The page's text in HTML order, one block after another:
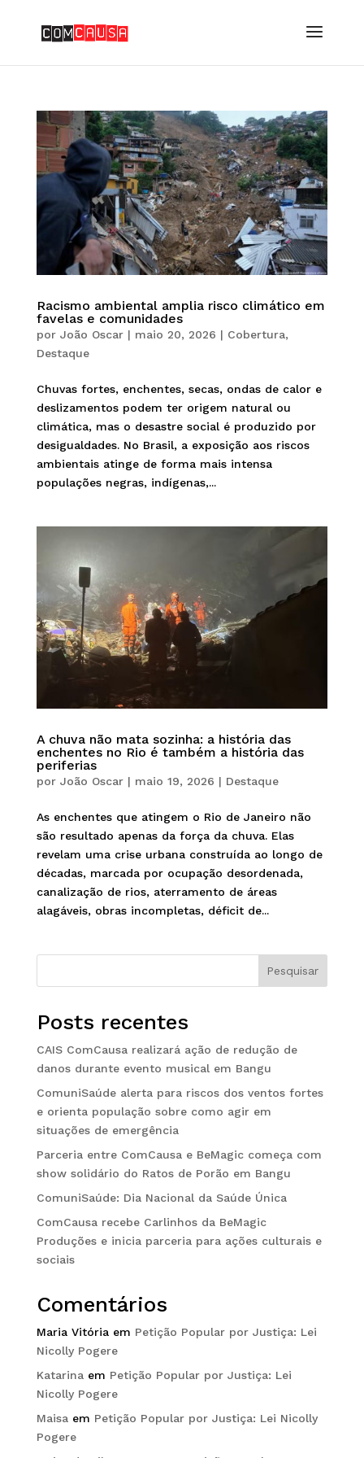
Racismo ambiental amplia risco climático em
favelas e comunidades
por João Oscar| maio 20, 2026 | Cobertura,
Destaque
Chuvas fortes, enchentes, secas, ondas de calor e
deslizamentos podem ter origem natural ou
climática, mas o desastre social é produzido por
desigualdades. No Brasil, a exposição aos riscos
ambientais atinge de forma mais intensa
populações negras, indígenas,...
A chuva não mata sozinha: a história das
enchentes no Rio é também a história das
periferias
por João Oscar| maio 19, 2026 | Destaque
As enchentes que atingem o Rio de Janeiro não
são resultado apenas da força da chuva. Elas
revelam uma crise urbana construída ao longo de
décadas, marcada por ocupação desordenada,
canalização de rios, aterramento de áreas
alagáveis, obras incompletas, déficit de...
Pesquisar
Posts recentes
CAIS ComCausa realizará ação de redução de
danos durante evento musical em Bangu
ComuniSaúde alerta para riscos dos ventos fortes
e orienta população sobre como agir em
situações de emergência
Parceria entre ComCausa e BeMagic começa com
show solidário do Ratos de Porão em Bangu
ComuniSaúde: Dia Nacional da Saúde Única
ComCausa recebe Carlinhos da BeMagic
Produções e inicia parceria para ações culturais e
sociais
Comentários
Maria Vitóriaem Petição Popular por Justiça: Lei
Nicolly Pogere
Katarinaem Petição Popular por Justiça: Lei
Nicolly Pogere
Maisaem Petição Popular por Justiça: Lei Nicolly
Pogere